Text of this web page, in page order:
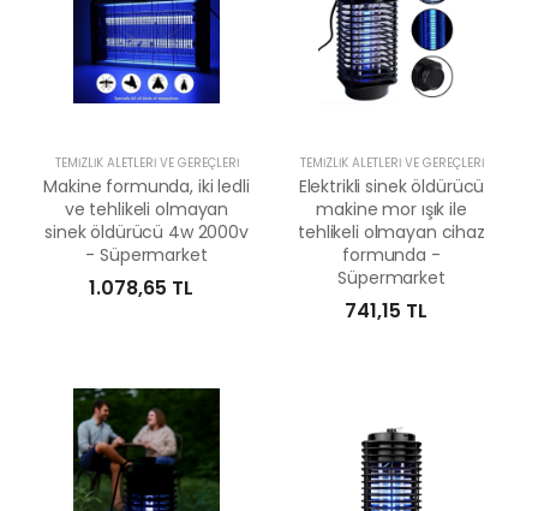
TEMIZLIK ALETLERI VE GEREÇLERI
Makine formunda, iki ledli
ve tehlikeli olmayan
sinek öldürücü 4w 2000v
- Süpermarket
1.078,65 TL
TEMIZLIK ALETLERI VE GEREÇLERI
Elektrikli sinek öldürücü
makine mor ışık ile
tehlikeli olmayan cihaz
formunda -
Süpermarket
741,15 TL